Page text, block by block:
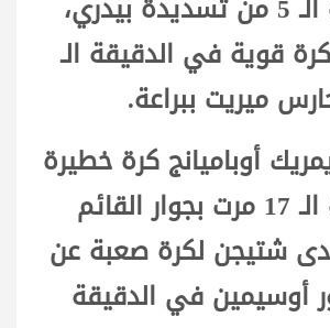
قوية في الدقيقة الـ
أوباميانج كرة خطيرة
في الدقيقة الـ 17 مرت بجوار القائم
شتيجن لكرة صعبة عن
أوسيمين في الدقيقة